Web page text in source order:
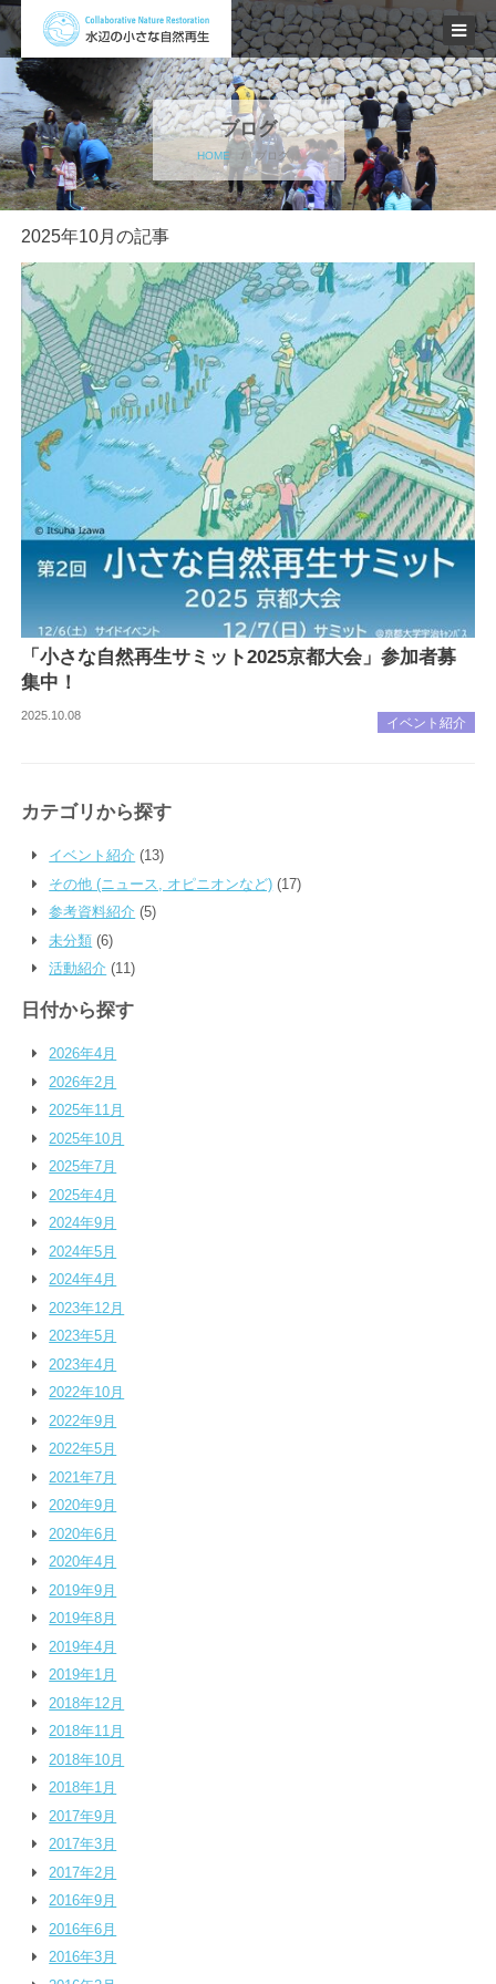
ブログ
HOME / ブログ
2025年10月の記事
「小さな自然再生サミット2025京都大会」参加者募
集中！
2025.10.08 イベント紹介
カテゴリから探す
イベント紹介 (13)
その他 (ニュース, オピニオンなど) (17)
参考資料紹介 (5)
未分類 (6)
活動紹介 (11)
日付から探す
2026年4月
2026年2月
2025年11月
2025年10月
2025年7月
2025年4月
2024年9月
2024年5月
2024年4月
2023年12月
2023年5月
2023年4月
2022年10月
2022年9月
2022年5月
2021年7月
2020年9月
2020年6月
2020年4月
2019年9月
2019年8月
2019年4月
2019年1月
2018年12月
2018年11月
2018年10月
2018年1月
2017年9月
2017年3月
2017年2月
2016年9月
2016年6月
2016年3月